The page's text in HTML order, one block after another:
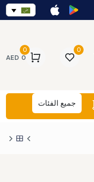
0
0
AED 0
جميع الفئات